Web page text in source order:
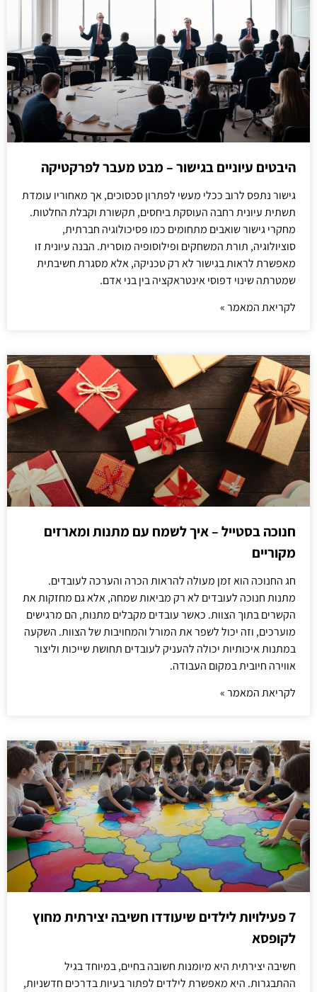
היבטים עיוניים בגישור – מבט מעבר לפרקטיקה
גישור נתפס לרוב ככלי מעשי לפתרון סכסוכים, אך מאחוריו עומדת
תשתית עיונית רחבה העוסקת ביחסים, תקשורת וקבלת החלטות.
מחקרי גישור שואבים מתחומים כמו פסיכולוגיה חברתית,
סוציולוגיה, תורת המשחקים ופילוסופיה מוסרית. הבנה עיונית זו
מאפשרת לראות בגישור לא רק טכניקה, אלא מסגרת חשיבתית
שמטרתה שינוי דפוסי אינטראקציה בין בני אדם.
לקריאת המאמר »
חנוכה בסטייל – איך לשמח עם מתנות ומארזים
מקוריים
חג החנוכה הוא זמן מעולה להראות הכרה והערכה לעובדים.
מתנות חנוכה לעובדים לא רק מביאות שמחה, אלא גם מחזקות את
הקשרים בתוך הצוות. כאשר עובדים מקבלים מתנות, הם מרגישים
מוערכים, וזה יכול לשפר את המורל והמחויבות של הצוות. השקעה
במתנות איכותיות יכולה להעניק לעובדים תחושת שייכות וליצור
אווירה חיובית במקום העבודה.
לקריאת המאמר »
7 פעילויות לילדים שיעודדו חשיבה יצירתית מחוץ
לקופסא
חשיבה יצירתית היא מיומנות חשובה בחיים, במיוחד בגיל
ההתבגרות. היא מאפשרת לילדים לפתור בעיות בדרכים חדשניות,